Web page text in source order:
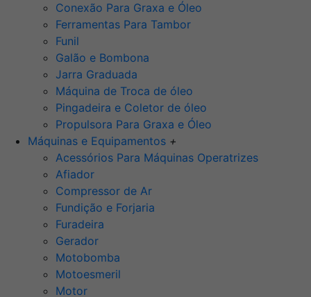
Conexão Para Graxa e Óleo
Ferramentas Para Tambor
Funil
Galão e Bombona
Jarra Graduada
Máquina de Troca de óleo
Pingadeira e Coletor de óleo
Propulsora Para Graxa e Óleo
Máquinas e Equipamentos +
Acessórios Para Máquinas Operatrizes
Afiador
Compressor de Ar
Fundição e Forjaria
Furadeira
Gerador
Motobomba
Motoesmeril
Motor